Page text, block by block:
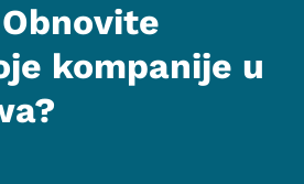
kompanije u